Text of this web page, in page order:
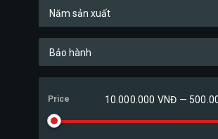
Năm sản xuất
Bảo hành
Price 10.000.000 VNĐ —